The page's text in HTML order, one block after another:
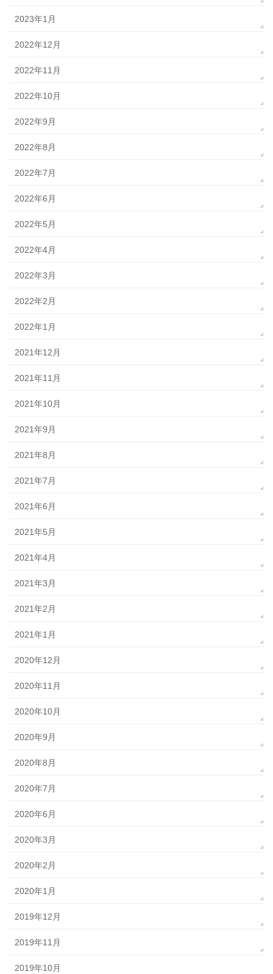
2023年1月
2022年12月
2022年11月
2022年10月
2022年9月
2022年8月
2022年7月
2022年6月
2022年5月
2022年4月
2022年3月
2022年2月
2022年1月
2021年12月
2021年11月
2021年10月
2021年9月
2021年8月
2021年7月
2021年6月
2021年5月
2021年4月
2021年3月
2021年2月
2021年1月
2020年12月
2020年11月
2020年10月
2020年9月
2020年8月
2020年7月
2020年6月
2020年3月
2020年2月
2020年1月
2019年12月
2019年11月
2019年10月